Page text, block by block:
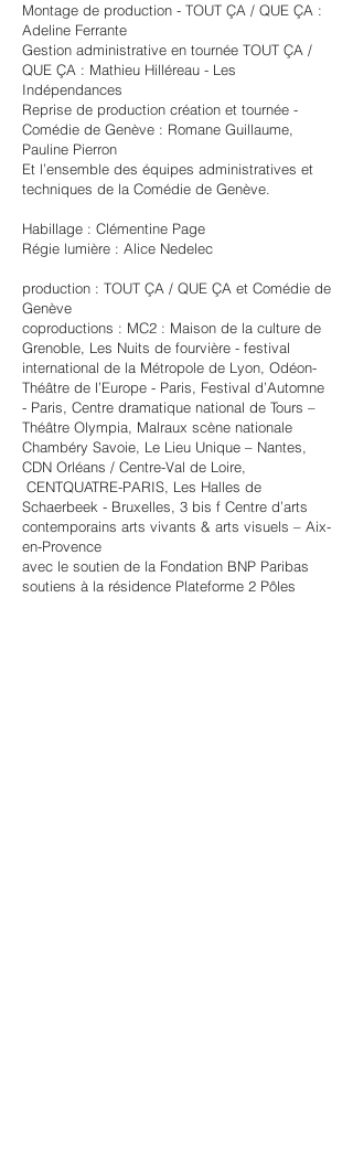
Montage de production - TOUT ÇA / QUE ÇA :
Adeline Ferrante
Gestion administrative en tournée TOUT ÇA /
QUE ÇA : Mathieu Hilléreau - Les
Indépendances
Reprise de production création et tournée -
Comédie de Genève : Romane Guillaume,
Pauline Pierron
Et l’ensemble des équipes administratives et
techniques de la Comédie de Genève.
Habillage : Clémentine Page
Régie lumière : Alice Nedelec
production : TOUT ÇA / QUE ÇA et Comédie de
Genève
coproductions : MC2 : Maison de la culture de
Grenoble, Les Nuits de fourvière - festival
international de la Métropole de Lyon, Odéon-
Théâtre de l’Europe - Paris, Festival d’Automne
- Paris, Centre dramatique national de Tours –
Théâtre Olympia, Malraux scène nationale
Chambéry Savoie, Le Lieu Unique – Nantes,
CDN Orléans / Centre-Val de Loire,
CENTQUATRE-PARIS, Les Halles de
Schaerbeek - Bruxelles, 3 bis f Centre d’arts
contemporains arts vivants & arts visuels – Aix-
en-Provence
avec le soutien de la Fondation BNP Paribas
soutiens à la résidence Plateforme 2 Pôles